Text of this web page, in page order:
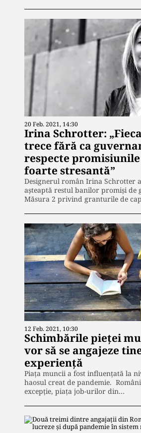
20 Feb. 2021, 14:30
Irina Schrotter:
trece fără ca
respecte
foarte stresantă”
Designerul român Irina Schrotter
așteaptă restul banilor promiși de
Măsura 2 privind granturile de
12 Feb. 2021, 10:30
Schimbările pieței
vor să se angajeze
experiență
Piața muncii a fost influențată la
haosul creat de pandemie.
excepție, piața job-urilor din…